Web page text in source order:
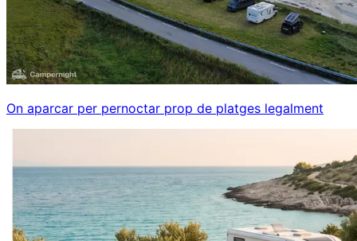
On aparcar per pernoctar prop de platges legalment